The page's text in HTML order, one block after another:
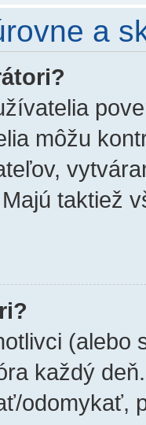
a
môžu
taktiež
(alebo
každý
odomykať,